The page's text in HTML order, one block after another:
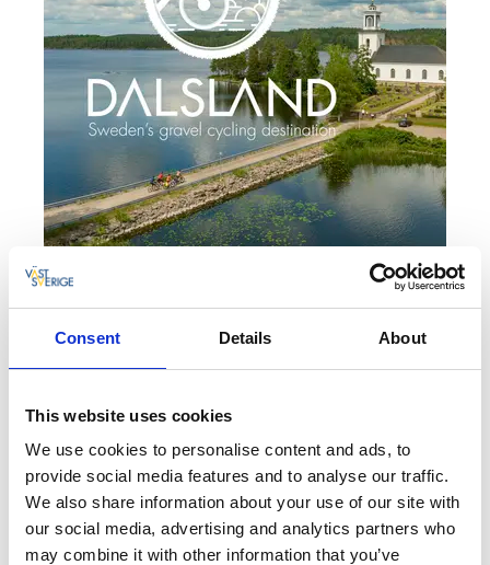
Consent Details About
This website uses cookies
We use cookies to personalise content and ads, to
provide social media features and to analyse our traffic.
We also share information about your use of our site with
our social media, advertising and analytics partners who
may combine it with other information that you’ve
gravelbestemming van Zweden
eindeloze kilometers kronkelende gravelwegen. Ideaal
leuke eetgelegenheden kun je je fietstocht gemakkelijk
combineren met een welverdiende pauze.
Lees verder